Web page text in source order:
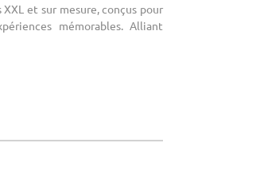
et sur mesure, conçus pour
mémorables. Alliant